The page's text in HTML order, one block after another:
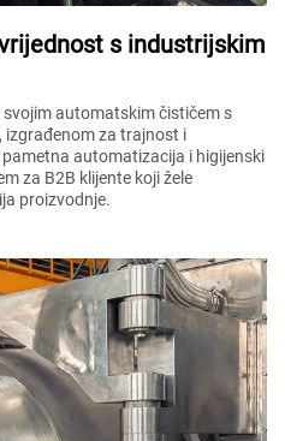
s industrijskim
automatskim čističem s
za trajnost i
automatizacija i higiјenski
za B2B klijente koji žele
proizvodnje.